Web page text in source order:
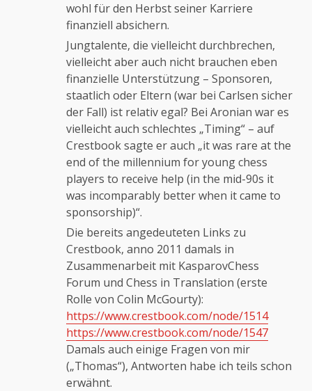
wohl für den Herbst seiner Karriere
finanziell absichern.
Jungtalente, die vielleicht durchbrechen,
vielleicht aber auch nicht brauchen eben
finanzielle Unterstützung – Sponsoren,
staatlich oder Eltern (war bei Carlsen sicher
der Fall) ist relativ egal? Bei Aronian war es
vielleicht auch schlechtes „Timing“ – auf
Crestbook sagte er auch „it was rare at the
end of the millennium for young chess
players to receive help (in the mid-90s it
was incomparably better when it came to
sponsorship)“.
Die bereits angedeuteten Links zu
Crestbook, anno 2011 damals in
Zusammenarbeit mit KasparovChess
Forum und Chess in Translation (erste
Rolle von Colin McGourty):
https://www.crestbook.com/node/1514
https://www.crestbook.com/node/1547
Damals auch einige Fragen von mir
(„Thomas“), Antworten habe ich teils schon
erwähnt.